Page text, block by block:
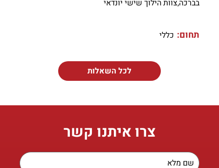
בברכה,צוות הילוך שישי יונדאי
תחום: כללי
לכל השאלות
צרו איתנו קשר